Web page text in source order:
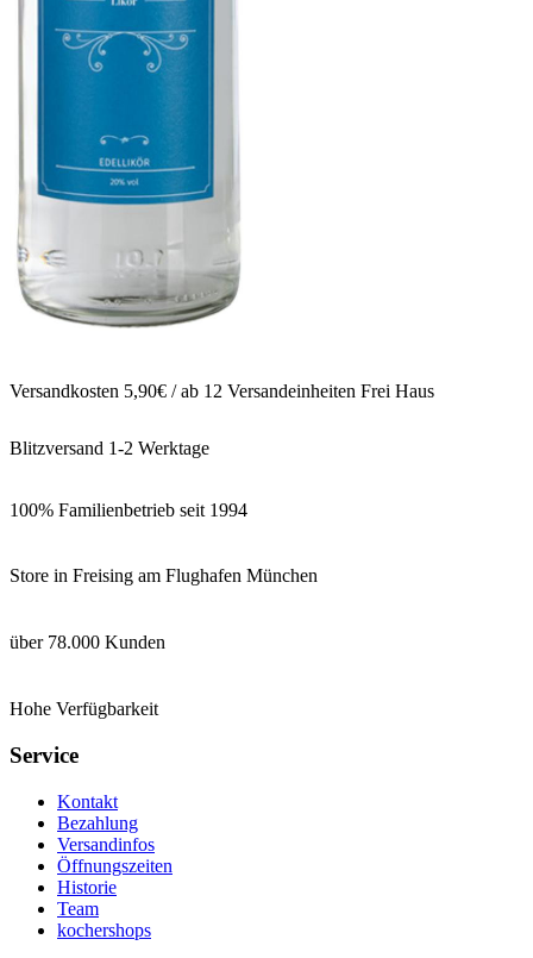
Versandkosten 5,90€ / ab 12 Versandeinheiten Frei Haus
Blitzversand 1-2 Werktage
100% Familienbetrieb seit 1994
Store in Freising am Flughafen München
über 78.000 Kunden
Hohe Verfügbarkeit
Service
Kontakt
Bezahlung
Versandinfos
Öffnungszeiten
Historie
Team
kochershops